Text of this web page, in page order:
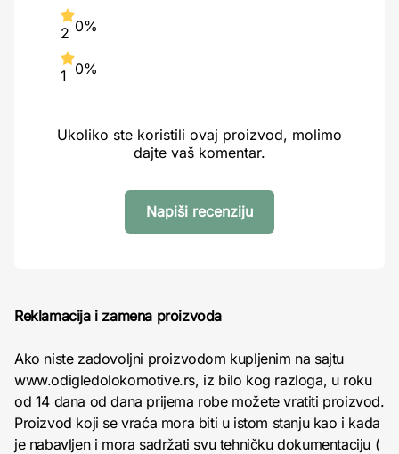
2 0%
1 0%
Ukoliko ste koristili ovaj proizvod, molimo
dajte vaš komentar.
Napiši recenziju
Reklamacija i zamena proizvoda
Ako niste zadovoljni proizvodom kupljenim na sajtu
www.odigledolokomotive.rs, iz bilo kog razloga, u roku
od 14 dana od dana prijema robe možete vratiti proizvod.
Proizvod koji se vraća mora biti u istom stanju kao i kada
je nabavljen i mora sadržati svu tehničku dokumentaciju (